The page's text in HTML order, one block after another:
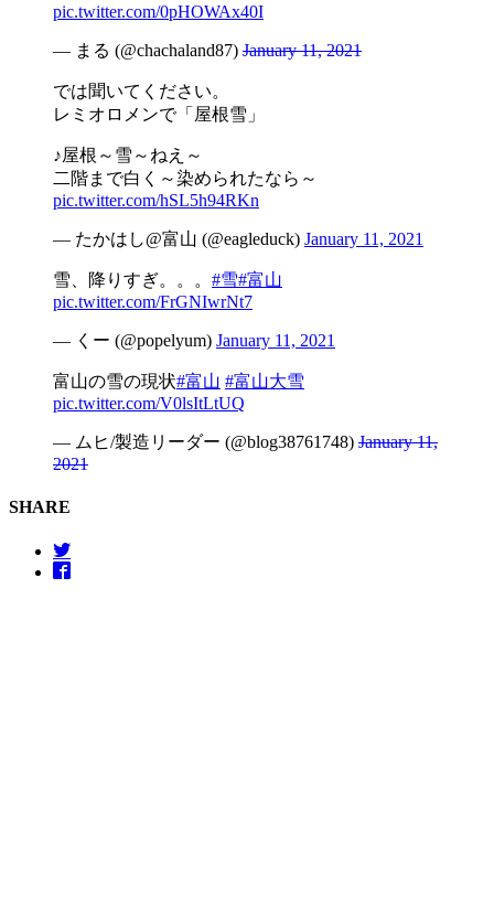
pic.twitter.com/0pHOWAx40I
— まる (@chachaland87) January 11, 2021
では聞いてください。
レミオロメンで「屋根雪」
♪屋根～雪～ねえ～
二階まで白く～染められたなら～
pic.twitter.com/hSL5h94RKn
— たかはし@富山 (@eagleduck) January 11, 2021
雪、降りすぎ。。。 #雪#富山
pic.twitter.com/FrGNIwrNt7
— くー (@popelyum) January 11, 2021
富山の雪の現状#富山 #富山大雪
pic.twitter.com/V0lsItLtUQ
— ムヒ/製造リーダー (@blog38761748) January 11,
2021
SHARE